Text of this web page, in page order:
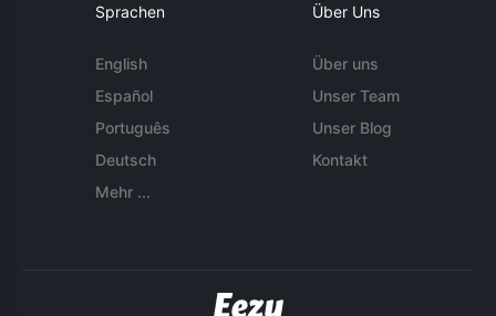
Sprachen
English
Español
Português
Deutsch
Mehr ...
Über Uns
Über uns
Unser Team
Unser Blog
Kontakt